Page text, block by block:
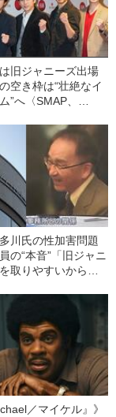
旧ジャニーズ出場
空き枠は“壮絶なイ
”へ〈SMAP、
川氏の性加害問題
の“本音”「旧ジャニ
取りやすいから。
／マイケル』》